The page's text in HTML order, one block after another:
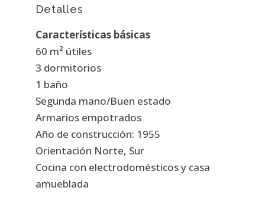
Detalles
Características básicas
60 m² útiles
3 dormitorios
1 baño
Segunda mano/Buen estado
Armarios empotrados
Año de construcción: 1955
Orientación Norte, Sur
Cocina con electrodomésticos y casa
amueblada